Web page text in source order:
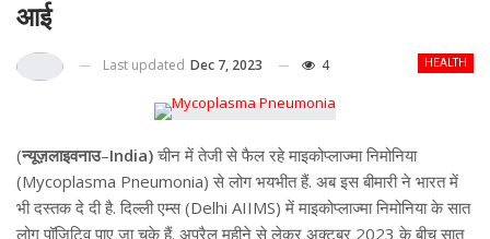
आई
HEALTH
Last updated Dec 7, 2023 4
(न्यूज़लाइवनाउ–India)चीन में तेजी से फैल रहे माइकोप्लाज्मा निमोनिया
(Mycoplasma Pneumonia) से लोग भयभीत हैं. अब इस बीमारी ने भारत में
भी दस्तक दे दी है. दिल्ली एम्स (Delhi AIIMS) में माइकोप्लाज्मा निमोनिया के सात
लोग पॉजिटिव पाए जा चुके हैं. अप्रैल महीने से लेकर अक्टूबर 2023 के बीच सात